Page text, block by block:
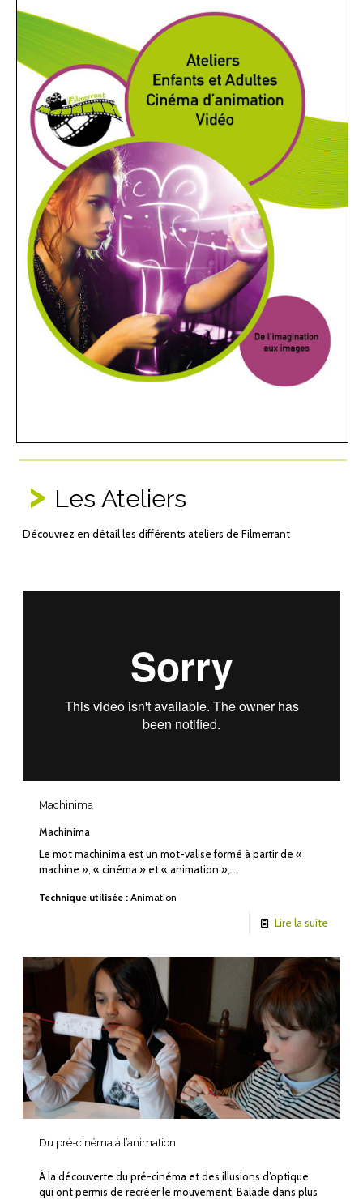
Les Ateliers
Découvrez en détail les différents ateliers de Filmerrant
Machinima
Machinima
Le mot machinima est un mot-valise formé à partir de «
machine », « cinéma » et « animation »,…
Technique utilisée : Animation
Lire la suite
Du pré-cinéma à l’animation
À la découverte du pré-cinéma et des illusions d’optique
qui ont permis de recréer le mouvement. Balade dans plus